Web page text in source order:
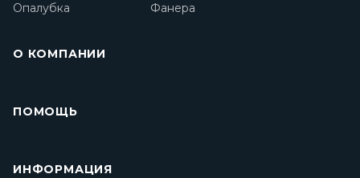
Опалубка
Фанера
О КОМПАНИИ
ПОМОЩЬ
ИНФОРМАЦИЯ